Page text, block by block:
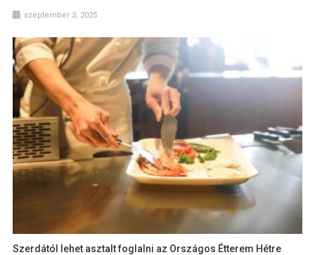
szeptember 3, 2025
Szerdától lehet asztalt foglalni az Országos Étterem Hétre